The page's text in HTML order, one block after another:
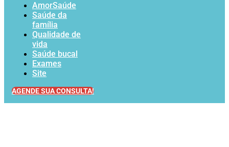
AmorSaúde
Saúde da
família
Qualidade de
vida
Saúde bucal
Exames
Site
AGENDE SUA CONSULTA!